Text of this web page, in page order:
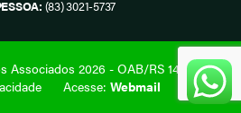
(83) 3021-5737
2026 - OAB/RS 1419.
Acesse: Webmail